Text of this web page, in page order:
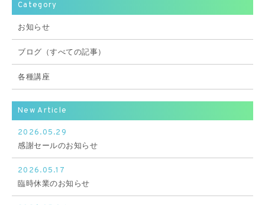
Category
お知らせ
ブログ（すべての記事）
各種講座
New Article
2026.05.29
感謝セールのお知らせ
2026.05.17
臨時休業のお知らせ